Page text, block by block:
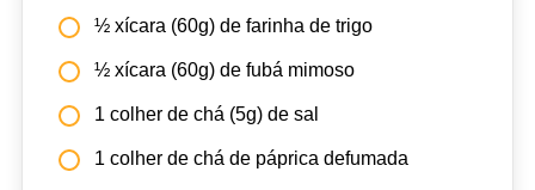
½ xícara (60g) de farinha de trigo
½ xícara (60g) de fubá mimoso
1 colher de chá (5g) de sal
1 colher de chá de páprica defumada